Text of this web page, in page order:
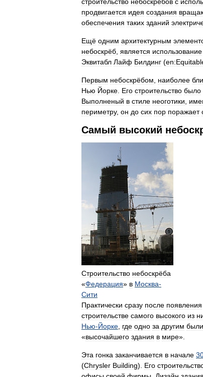
продвигается идея создания
обеспечения таких зданий
Ещё одним архитектурным
небоскрёб является использование
Эквитабл Лайф Билдинг (
Первым небоскрёбом наиболее
Нью Йорке Его строительство было
Выполненый в стиле неоготики
периметру, он до сих пор поражает
Самый высокий
Строительство небоскрёба
«Федерация» в Москва-
Сити
Практически сразу после появления
строительстве самого высокого из
Нью-Йорке, где одно за другим были
«высочайшего здания в мире».
Эта гонка заканчивается в начале
(Chrysler Building). Его